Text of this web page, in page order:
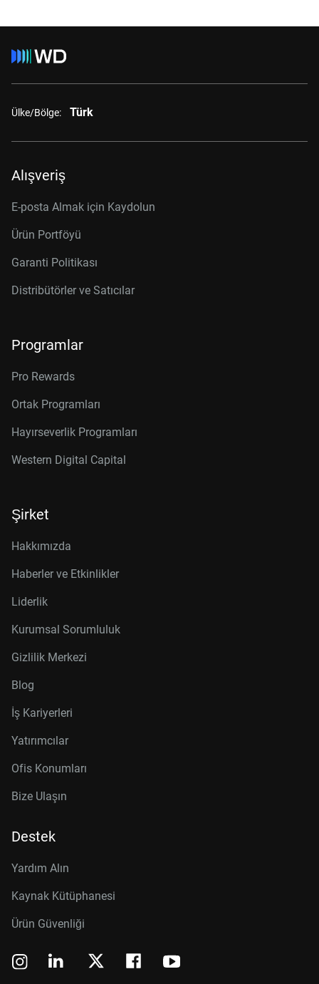
Ülke/Bölge: Türk
Alışveriş
E-posta Almak için Kaydolun
Ürün Portföyü
Garanti Politikası
Distribütörler ve Satıcılar
Programlar
Pro Rewards
Ortak Programları
Hayırseverlik Programları
Western Digital Capital
Şirket
Hakkımızda
Haberler ve Etkinlikler
Liderlik
Kurumsal Sorumluluk
Gizlilik Merkezi
Blog
İş Kariyerleri
Yatırımcılar
Ofis Konumları
Bize Ulaşın
Destek
Yardım Alın
Kaynak Kütüphanesi
Ürün Güvenliği